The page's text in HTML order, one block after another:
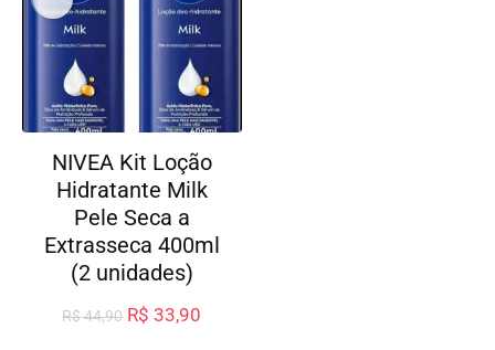
NIVEA Kit Loção
Hidratante Milk
Pele Seca a
Extrasseca 400ml
(2 unidades)
R$44,90 R$ 33,90